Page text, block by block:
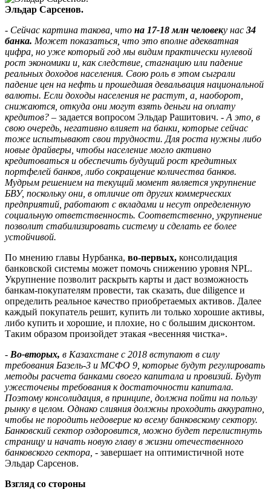
Эльдар Сарсенов.
- Сейчас картина такова, что на 17-18 млн человеку нас 34
банка. Может показаться, что это вполне адекватная
цифра, но уже который год мы видим практически нулевой
рост экономики и, как следствие, стагнацию или падение
реальных доходов населения. Свою роль в этом сыграли
падение цен на нефть и прошедшая девальвация национальной
валюты. Если доходы населения не растут, а, наоборот,
снижаются, откуда они могут взять деньги на оплату
кредитов? – задается вопросом Эльдар Рашитович. - А это, в
свою очередь, негативно влияет на банки, которые сейчас
тоже испытывают свои трудности. Для роста нужны либо
новые драйверы, чтобы население могло активно
кредитоваться и обеспечить будущий рост кредитных
портфелей банков, либо сокращение количества банков.
Мудрым решением на текущий момент является укрупнение
БВУ, поскольку они, в отличие от других коммерческих
предприятий, работают с вкладами и несут определенную
социальную ответственность. Соответственно, укрупнение
позволит стабилизировать систему и сделать ее более
устойчивой.
По мнению главы Нурбанка, во-первых, консолидация
банковской системы может помочь снижению уровня NPL.
Укрупнение позволит раскрыть карты и даст возможность
банкам-покупателям провести, так сказать, due diligence и
определить реальное качество приобретаемых активов. Далее
каждый покупатель решит, купить ли только хорошие активы,
либо купить и хорошие, и плохие, но с большим дисконтом.
Таким образом произойдет этакая «весенняя чистка».
- Во-вторых, в Казахстане с 2018 вступают в силу
требования Базель-3 и МСФО 9, которые будут регулировать
методы расчета банками своего капитала и провизий. Будут
ужесточены требования к достаточности капитала.
Поэтому консолидация, в принципе, должна пойти на пользу
рынку в целом. Однако слияния должны проходить аккуратно,
чтобы не породить недоверие ко всему банковскому сектору.
Банковский сектор оздоровится, можно будет перелистнуть
страницу и начать новую главу в жизни отечественного
банковского сектора, - завершает на оптимистичной ноте
Эльдар Сарсенов.
Взгляд со стороны